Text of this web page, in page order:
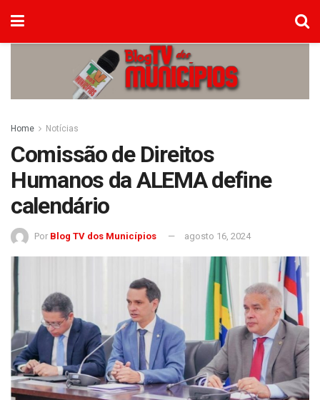
Home Notícias
Comissão de Direitos
Humanos da ALEMA define
calendário
Por Blog TV dos Municípios agosto 16, 2024